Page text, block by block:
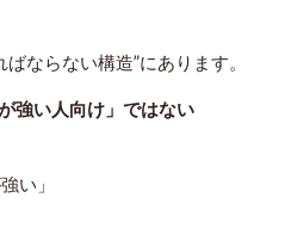
ならない構造”にあります。
強い人向け」ではない
い」